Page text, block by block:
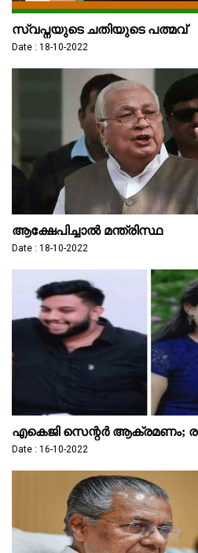
സ്വപ്നയുടെ ചതിയുടെ പത്മവ്
Date : 18-10-2022
ആക്ഷേപിച്ചാല്‍ മന്ത്രിസ്ഥ
Date : 18-10-2022
എകെജി സെന്റര്‍ ആക്രമണം; ര
Date : 16-10-2022